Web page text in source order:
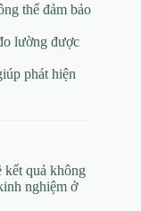
thể đảm bảo
lường được
phát hiện
kết quả không
nghiệm ở